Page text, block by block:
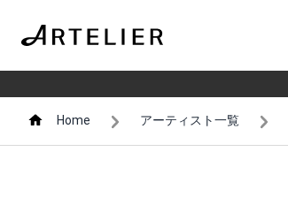
Home アーティスト一覧